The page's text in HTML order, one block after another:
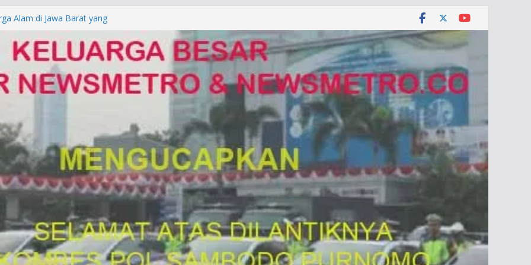
Alam di Jawa Barat yang
KUHAP Baru 2026, Tegaskan
Dipidana
DENPASAR DAN
POLDA BALI DIDUGA
ke Mabes Polri
Palsu, Kapolres
SIM